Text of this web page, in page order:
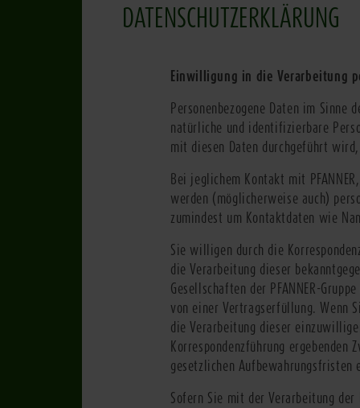
DATENSCHUTZERKLÄRUNG
Einwilligung in die Verarbeitung
Personenbezogene Daten im Sinne
natürliche und identifizierbare
mit diesen Daten durchgeführt
Bei jeglichem Kontakt mit
werden (möglicherweise auch)
zumindest um Kontaktdaten wie
Sie willigen durch die
die Verarbeitung dieser
Gesellschaften der PFANNER-
von einer Vertragserfüllung. Wenn
die Verarbeitung dieser
Korrespondenzführung
gesetzlichen
Sofern Sie mit der Verarbeitung der